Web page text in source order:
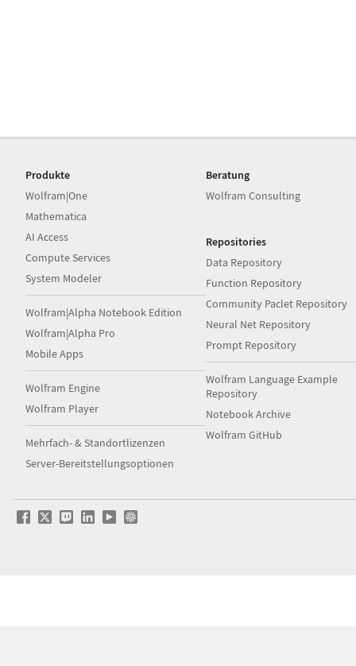
Produkte
Wolfram|One
Mathematica
AI Access
Compute Services
System Modeler
Wolfram|Alpha Notebook Edition
Wolfram|Alpha Pro
Mobile Apps
Wolfram Engine
Wolfram Player
Mehrfach- & Standortlizenzen
Server-Bereitstellungsoptionen
Beratung
Wolfram Consulting
Repositories
Data Repository
Function Repository
Community Paclet Repository
Neural Net Repository
Prompt Repository
Wolfram Language Example
Repository
Notebook Archive
Wolfram GitHub